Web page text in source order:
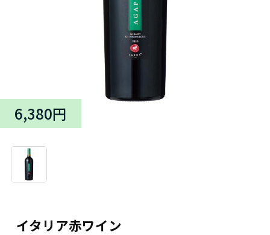
イタリア赤ワイン
6,380円